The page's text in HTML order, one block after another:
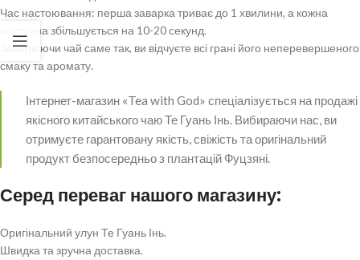
Час настоювання: перша заварка триває до 1 хвилини, а кожна
наступна збільшується на 10-20 секунд.
Заварюючи чай саме так, ви відчуєте всі грані його неперевершеного
смаку та аромату.
Інтернет-магазин «Tea with God» спеціалізується на продажі
якісного китайського чаю Те Гуань Інь. Вибираючи нас, ви
отримуєте гарантовану якість, свіжість та оригінальний
продукт безпосередньо з плантацій Фуцзяні.
Серед переваг нашого магазину:
Оригінальний улун Те Гуань Інь.
Швидка та зручна доставка.